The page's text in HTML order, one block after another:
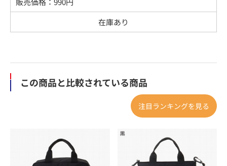
在庫あり
この商品と比較されている商品
注目ランキングを見る